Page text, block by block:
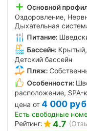
Основной
Оздоровление,
Дыхательная
Питание:
Бассейн:
Детский бассейн
Пляж:
Особенности:
расположение, SPA-
цена от 4 000
Есть свободные
Рейтинг:
4.7